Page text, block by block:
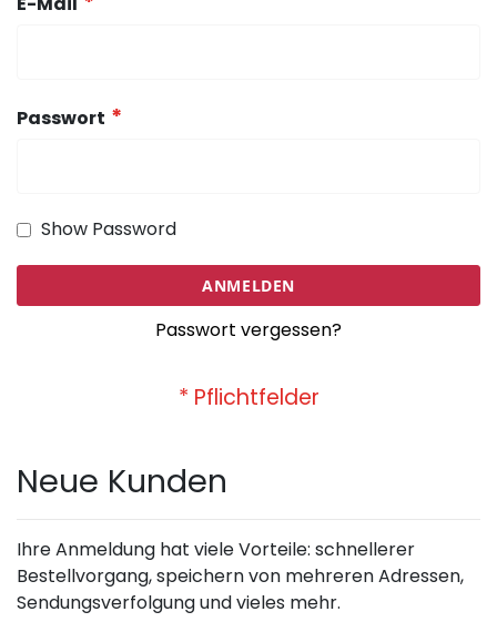
Passwort
Show Password
ANMELDEN
Passwort vergessen?
Neue Kunden
Ihre Anmeldung hat viele Vorteile: schnellerer
Bestellvorgang, speichern von mehreren Adressen,
Sendungsverfolgung und vieles mehr.